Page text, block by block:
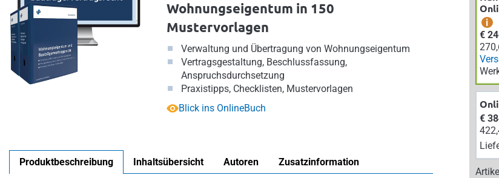
Wohnungseigentum in 150
Mustervorlagen
Verwaltung und Übertragung von Wohnungseigentum
Vertragsgestaltung, Beschlussfassung,
Anspruchsdurchsetzung
Praxistipps, Checklisten, Mustervorlagen
Blick ins OnlineBuch
i
€
€
Produktbeschreibung Inhaltsübersicht Autoren Zusatzinformation